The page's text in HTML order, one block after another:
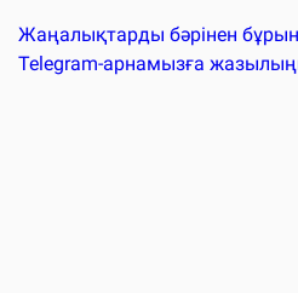
Жаңалықтарды бәрінен бұрын
Telegram-арнамызға